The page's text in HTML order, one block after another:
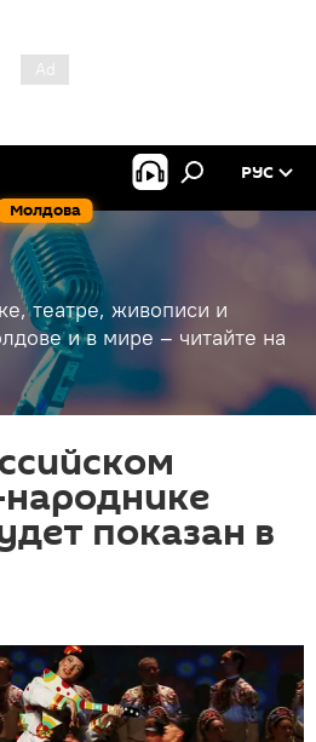
Молдова
РУС
театре, живописи и
и в мире – читайте на
показан в